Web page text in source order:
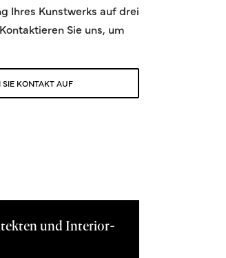
Ihres Kunstwerks auf drei
Sie uns, um
SIE KONTAKT AUF
und Interior-